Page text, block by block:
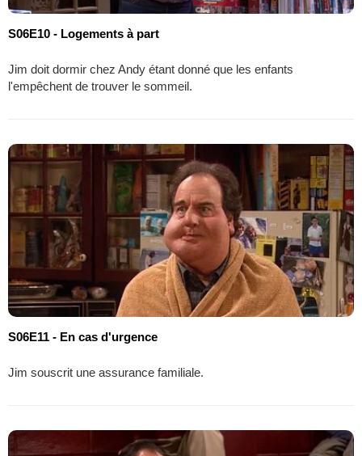
S06E10 - Logements à part
Jim doit dormir chez Andy étant donné que les enfants
l'empêchent de trouver le sommeil.
S06E11 - En cas d'urgence
Jim souscrit une assurance familiale.